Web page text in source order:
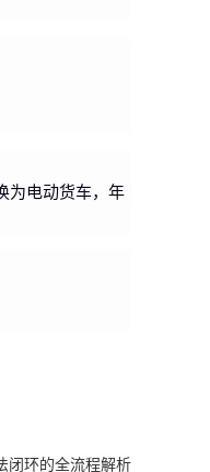
为电动货车，年
闭环的全流程解析